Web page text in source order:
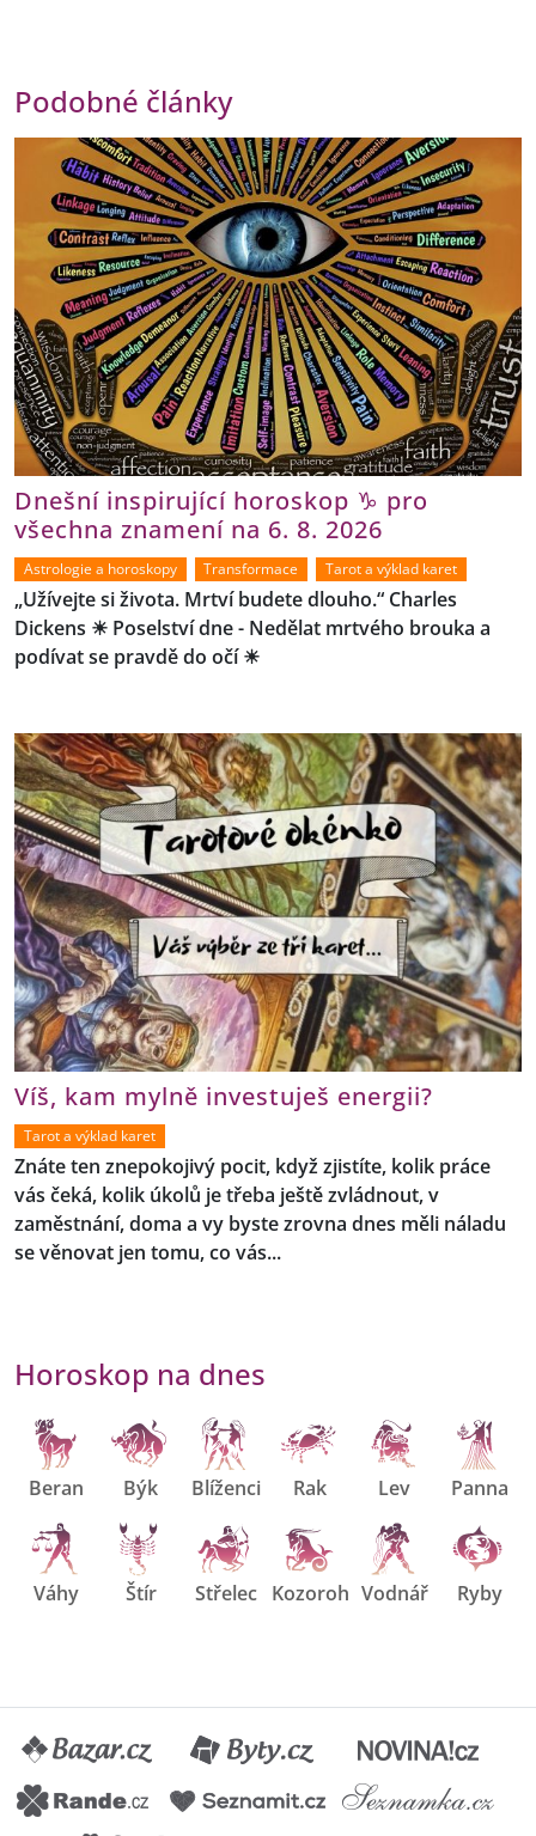
Podobné články
Dnešní inspirující horoskop ♑ pro
všechna znamení na 6. 8. 2026
Astrologie a horoskopy Transformace Tarot a výklad karet
„Užívejte si života. Mrtví budete dlouho.“ Charles
Dickens ☀ Poselství dne - Nedělat mrtvého brouka a
podívat se pravdě do očí ☀
Víš, kam mylně investuješ energii?
Tarot a výklad karet
Znáte ten znepokojivý pocit, když zjistíte, kolik práce
vás čeká, kolik úkolů je třeba ještě zvládnout, v
zaměstnání, doma a vy byste zrovna dnes měli náladu
se věnovat jen tomu, co vás...
Horoskop na dnes
Beran Býk Blíženci Rak Lev Panna
Váhy Štír Střelec Kozoroh Vodnář Ryby